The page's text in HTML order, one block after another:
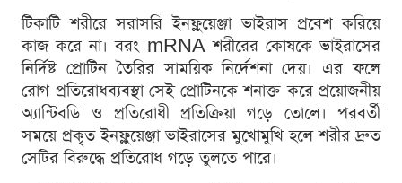
টিকাটি শরীরে সরাসরি ইনফ্লুয়েঞ্জা ভাইরাস প্রবেশ করিয়ে
কাজ করে না। বরং mRNA শরীরের কোষকে ভাইরাসের
নির্দিষ্ট প্রোটিন তৈরির সাময়িক নির্দেশনা দেয়। এর ফলে
রোগ প্রতিরোধব্যবস্থা সেই প্রোটিনকে শনাক্ত করে প্রয়োজনীয়
অ্যান্টিবডি ও প্রতিরোধী প্রতিক্রিয়া গড়ে তোলে। পরবর্তী
সময়ে প্রকৃত ইনফ্লুয়েঞ্জা ভাইরাসের মুখোমুখি হলে শরীর দ্রুত
সেটির বিরুদ্ধে প্রতিরোধ গড়ে তুলতে পারে।